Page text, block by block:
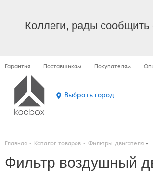
Коллеги, рады сообщить
Гарантия Поставщикам Покупателям
Выбрать город
Главная - Каталог товаров - Фильтры двигателя
Фильтр воздушный